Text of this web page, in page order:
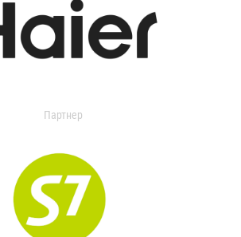
Партнер